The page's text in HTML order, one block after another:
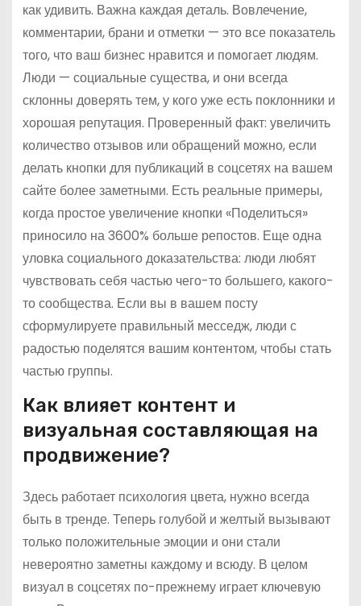
как удивить. Важна каждая деталь. Вовлечение,
комментарии, брани и отметки — это все показатель
того, что ваш бизнес нравится и помогает людям.
Люди — социальные существа, и они всегда
склонны доверять тем, у кого уже есть поклонники и
хорошая репутация. Проверенный факт: увеличить
количество отзывов или обращений можно, если
делать кнопки для публикаций в соцсетях на вашем
сайте более заметными. Есть реальные примеры,
когда простое увеличение кнопки «Поделиться»
приносило на 3600% больше репостов. Еще одна
уловка социального доказательства: люди любят
чувствовать себя частью чего-то большего, какого-
то сообщества. Если вы в вашем посту
сформулируете правильный месседж, люди с
радостью поделятся вашим контентом, чтобы стать
частью группы.
Как влияет контент и
визуальная составляющая на
продвижение?
Здесь работает психология цвета, нужно всегда
быть в тренде. Теперь голубой и желтый вызывают
только положительные эмоции и они стали
невероятно заметны каждому и всюду. В целом
визуал в соцсетях по-прежнему играет ключевую